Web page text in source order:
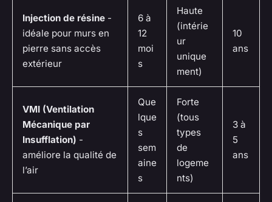
Injection de résine -
idéale pour murs en
pierre sans accès
extérieur
6 à
12
moi
s
Haute
(intérie
ur
unique
ment)
10
ans
VMI (Ventilation
Mécanique par
Insufflation) -
améliore la qualité de
l’air
Que
lque
s
sem
aine
s
Forte
(tous
types
de
logeme
nts)
3 à
5
ans